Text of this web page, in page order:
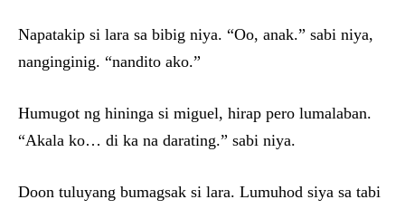
Napatakip si lara sa bibig niya. “Oo, anak.” sabi niya,
nanginginig. “nandito ako.”
Humugot ng hininga si miguel, hirap pero lumalaban.
“Akala ko… di ka na darating.” sabi niya.
Doon tuluyang bumagsak si lara. Lumuhod siya sa tabi